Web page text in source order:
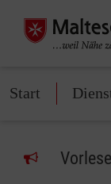
Start